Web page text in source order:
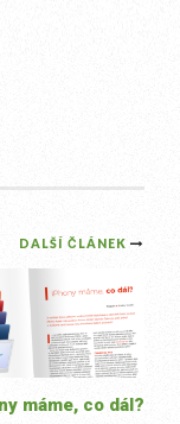
DALŠÍ ČLÁNEK
máme, co dál?